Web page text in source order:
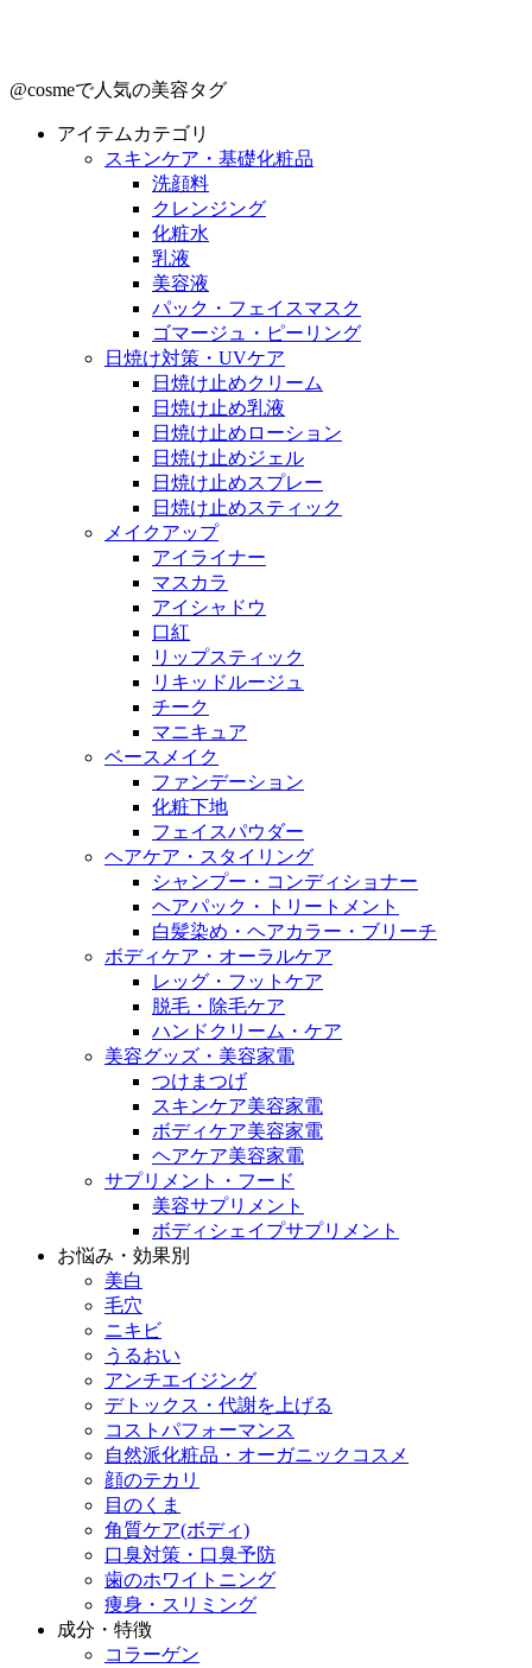
@cosmeで人気の美容タグ
アイテムカテゴリ
スキンケア・基礎化粧品
洗顔料
クレンジング
化粧水
乳液
美容液
パック・フェイスマスク
ゴマージュ・ピーリング
日焼け対策・UVケア
日焼け止めクリーム
日焼け止め乳液
日焼け止めローション
日焼け止めジェル
日焼け止めスプレー
日焼け止めスティック
メイクアップ
アイライナー
マスカラ
アイシャドウ
口紅
リップスティック
リキッドルージュ
チーク
マニキュア
ベースメイク
ファンデーション
化粧下地
フェイスパウダー
ヘアケア・スタイリング
シャンプー・コンディショナー
ヘアパック・トリートメント
白髪染め・ヘアカラー・ブリーチ
ボディケア・オーラルケア
レッグ・フットケア
脱毛・除毛ケア
ハンドクリーム・ケア
美容グッズ・美容家電
つけまつげ
スキンケア美容家電
ボディケア美容家電
ヘアケア美容家電
サプリメント・フード
美容サプリメント
ボディシェイプサプリメント
お悩み・効果別
美白
毛穴
ニキビ
うるおい
アンチエイジング
デトックス・代謝を上げる
コストパフォーマンス
自然派化粧品・オーガニックコスメ
顔のテカリ
目のくま
角質ケア(ボディ)
口臭対策・口臭予防
歯のホワイトニング
痩身・スリミング
成分・特徴
コラーゲン